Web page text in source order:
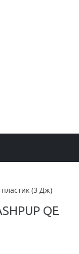
пластик (3 Дж)
QE